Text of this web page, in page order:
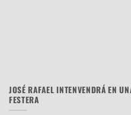
JOSÉ RAFAEL INTENVENDRÁ EN
FESTERA